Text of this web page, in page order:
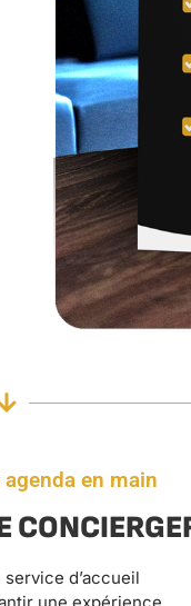
en main